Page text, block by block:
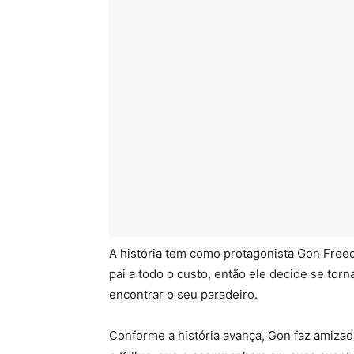
A história tem como protagonista Gon
pai a todo o custo, então ele decide se
encontrar o seu paradeiro.
Conforme a história avança, Gon faz